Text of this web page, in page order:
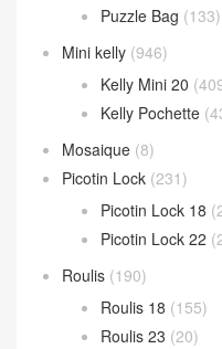
Puzzle Bag (133)
Mini kelly (946)
Kelly Mini 20
Kelly Pochette
Mosaique (8)
Picotin Lock (231)
Picotin Lock 18
Picotin Lock 22
Roulis (190)
Roulis 18 (155)
Roulis 23 (20)